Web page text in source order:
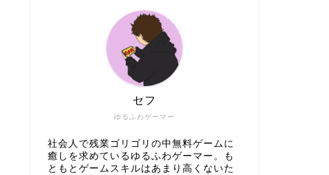
ゆるふわゲーマー
セフ
社会人で残業ゴリゴリの中無料ゲームに
癒しを求めているゆるふわゲーマー。も
ともとゲームスキルはあまり高くないた